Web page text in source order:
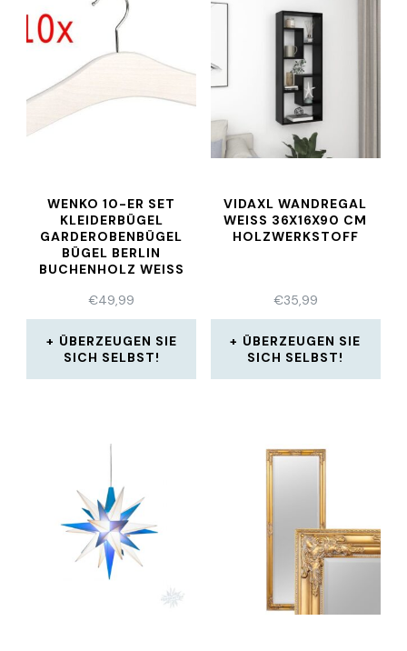
WENKO 10-ER SET
KLEIDERBÜGEL
GARDEROBENBÜGEL
BÜGEL BERLIN
BUCHENHOLZ WEISS N
€49,99
ÜBERZEUGEN SIE
SICH SELBST!
VIDAXL WANDREGAL
WEISS 36X16X90 CM H
OLZWERKSTOFF
€35,99
ÜBERZEUGEN SIE
SICH SELBST!